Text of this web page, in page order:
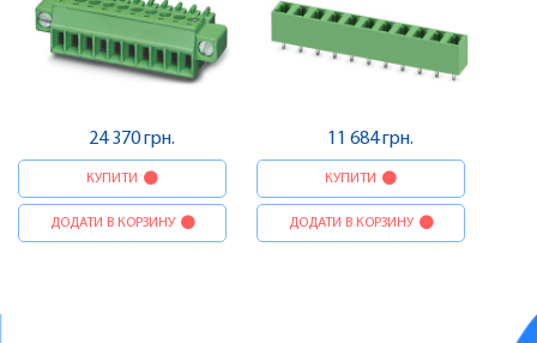
24 370 грн.
КУПИТИ
ДОДАТИ В КОРЗИНУ
11 684 грн.
КУПИТИ
ДОДАТИ В КОРЗИНУ